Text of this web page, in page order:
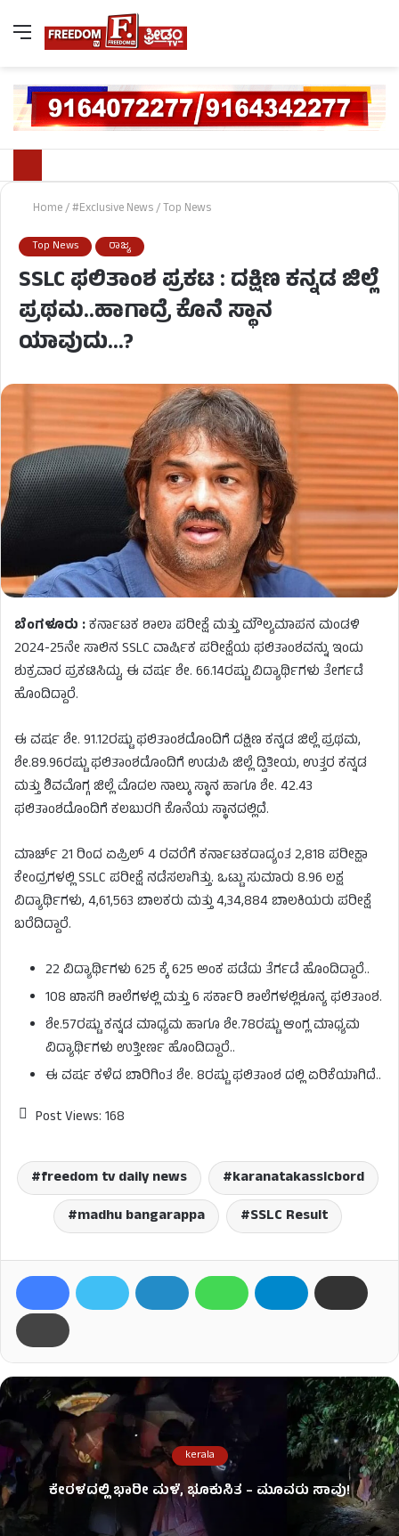
Home/#Exclusive News/Top News
Top News ರಾಜ್ಯ
SSLC ಫಲಿತಾಂಶ ಪ್ರಕಟ : ದಕ್ಷಿಣ ಕನ್ನಡ ಜಿಲ್ಲೆ
ಪ್ರಥಮ..ಹಾಗಾದ್ರೆ ಕೊನೆ ಸ್ಥಾನ
ಯಾವುದು…?
ಬೆಂಗಳೂರು :ಕರ್ನಾಟಕ ಶಾಲಾ ಪರೀಕ್ಷೆ ಮತ್ತು ಮೌಲ್ಯಮಾಪನ ಮಂಡಳಿ
2024-25ನೇ ಸಾಲಿನ SSLC ವಾರ್ಷಿಕ ಪರೀಕ್ಷೆಯ ಫಲಿತಾಂಶವನ್ನು ಇಂದು
ಶುಕ್ರವಾರ ಪ್ರಕಟಿಸಿದ್ದು, ಈ ವರ್ಷ ಶೇ. 66.14ರಷ್ಟು ವಿದ್ಯಾರ್ಥಿಗಳು ತೇರ್ಗಡೆ
ಹೊಂದಿದ್ದಾರೆ.
ಈ ವರ್ಷ ಶೇ. 91.12ರಷ್ಟು ಫಲಿತಾಂಶದೊಂದಿಗೆ ದಕ್ಷಿಣ ಕನ್ನಡ ಜಿಲ್ಲೆ ಪ್ರಥಮ,
ಶೇ.89.96ರಷ್ಟು ಫಲಿತಾಂಶದೊಂದಿಗೆ ಉಡುಪಿ ಜಿಲ್ಲೆ ದ್ವಿತೀಯ, ಉತ್ತರ ಕನ್ನಡ
ಮತ್ತು ಶಿವಮೊಗ್ಗ ಜಿಲ್ಲೆ ಮೊದಲ ನಾಲ್ಕು ಸ್ಥಾನ ಹಾಗೂ ಶೇ. 42.43
ಫಲಿತಾಂಶದೊಂದಿಗೆ ಕಲಬುರಗಿ ಕೊನೆಯ ಸ್ಥಾನದಲ್ಲಿದೆ.
ಮಾರ್ಚ್ 21 ರಿಂದ ಏಪ್ರಿಲ್ 4 ರವರೆಗೆ ಕರ್ನಾಟಕದಾದ್ಯಂತ 2,818 ಪರೀಕ್ಷಾ
ಕೇಂದ್ರಗಳಲ್ಲಿ SSLC ಪರೀಕ್ಷೆ ನಡೆಸಲಾಗಿತ್ತು. ಒಟ್ಟು ಸುಮಾರು 8.96 ಲಕ್ಷ
ವಿದ್ಯಾರ್ಥಿಗಳು, 4,61,563 ಬಾಲಕರು ಮತ್ತು 4,34,884 ಬಾಲಕಿಯರು ಪರೀಕ್ಷೆ
ಬರೆದಿದ್ದಾರೆ.
22 ವಿದ್ಯಾರ್ಥಿಗಳು 625 ಕ್ಕೆ 625 ಅಂಕ ಪಡೆದು ತೆರ್ಗಡೆ ಹೊಂದಿದ್ದಾರೆ..
108 ಖಾಸಗಿ ಶಾಲೆಗಳಲ್ಲಿ ಮತ್ತು 6 ಸರ್ಕಾರಿ ಶಾಲೆಗಳಲ್ಲಿಶೂನ್ಯ ಫಲಿತಾಂಶ.
ಶೇ.57ರಷ್ಟು ಕನ್ನಡ ಮಾಧ್ಯಮ ಹಾಗೂ ಶೇ.78ರಷ್ಟು ಆಂಗ್ಲ ಮಾಧ್ಯಮ
ವಿದ್ಯಾರ್ಥಿಗಳು ಉತ್ತೀರ್ಣ ಹೊಂದಿದ್ದಾರೆ..
ಈ ವರ್ಷ ಕಳೆದ ಬಾರಿಗಿಂತ ಶೇ. 8ರಷ್ಟು ಫಲಿತಾಂಶ ದಲ್ಲಿ ಏರಿಕೆಯಾಗಿದೆ..
Post Views: 168
freedom tv daily news
karanatakasslcbord
madhu bangarappa
SSLC Result
kerala
ಕೇರಳದಲ್ಲಿ ಭಾರೀ ಮಳೆ, ಭೂಕುಸಿತ – ಮೂವರು ಸಾವು!